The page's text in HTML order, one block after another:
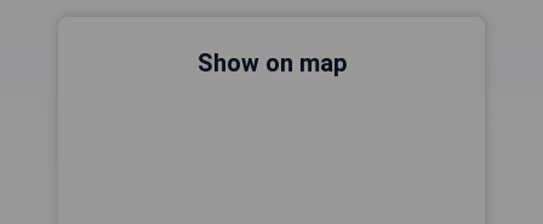
Show on map